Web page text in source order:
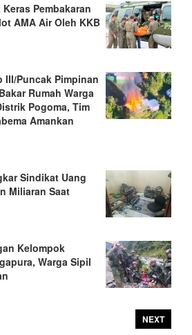
Pembakaran
AMA Air Oleh KKB
III/Puncak Pimpinan
Rumah Warga
Pogoma, Tim
Amankan
Sindikat Uang
Miliaran Saat
Kelompok
Warga Sipil
NEXT